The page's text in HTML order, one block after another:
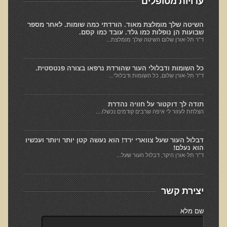
המזון: תרופה או מניעה
רכישת סדנת המזון: תרופה או מניעה
מתכות רעילות
רכישת סדנת מתכות רעילות
שאלות ותשובות מסדנת מתכות רעילות
האבחון הקליני והטיפול בבעיות של חילוף חומרים
שאלות ותשובות מסדנת חילוף חומרים
רכישת סדנת האבחון הקליני והטיפול בבעיות של חילוף חומרים
מחלות כלי דם ולב
רכישת סדנת מחלות כלי דם ולב
הקרינה והשדות האלקטרומגנטיים
רכישת סדנת הקרינה והשדות האלקטרומגנטיים
מערכת התריס
השיטה שלך מומלצת מאוד. הורדתי כמה שומות. לאחר מספר
שבועות הן נופלות כמו גלד. עובד כמו קסם.
ד"ר תל-אורן שלום השיטה שלך מומלצת...
כל השומות ודבלולי העור שהורדת נרפאו בצורה פנטסטית.
ד"ר תל-אורן שלום, כל השומות ודבלולי...
תודה לך דוקטור על חוויה נהדרת
הצלחת לעזור לי איפה שרבים קודמים נכשלו....
דבלול העור שעל צווארי ירד! הוא נעשה קטן יותר ויותר ועכשיו
הוא נעלם!
ד"ר תל-אורן היקר, דבלול העור שעל...
יצירת קשר
שם מלא